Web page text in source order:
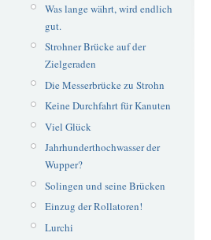
Was lange währt, wird endlich
gut.
Strohner Brücke auf der
Zielgeraden
Die Messerbrücke zu Strohn
Keine Durchfahrt für Kanuten
Viel Glück
Jahrhunderthochwasser der
Wupper?
Solingen und seine Brücken
Einzug der Rollatoren!
Lurchi